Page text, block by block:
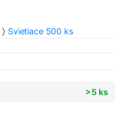
Svietiace 500 ks
>5 ks